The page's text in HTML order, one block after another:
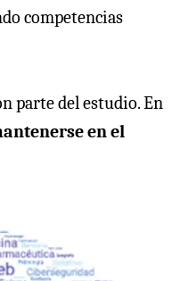
competencias
parte del estudio. En
en el